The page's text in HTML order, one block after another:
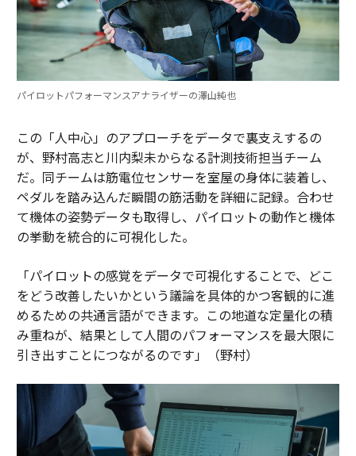
パイロットパフォーマンスアナライザーの澤山純也
この「人中心」のアプローチをデータで裏支えするの
が、野村高志と川内梨未からなる計測技術担当チーム
だ。同チームは筋電位センサーを室屋の身体に装着し、
ペダルを踏み込んだ瞬間の筋活動を詳細に記録。合わせ
て機体の姿勢データも取得し、パイロットの動作と機体
の挙動を統合的に可視化した。
「パイロットの感覚をデータで可視化することで、どこ
をどう改善したいかという議論を具体的かつ客観的に進
めるための共通言語ができます。この地道な定量化の積
み重ねが、結果として人間のパフォーマンスを最大限に
引き出すことにつながるのです」（野村）